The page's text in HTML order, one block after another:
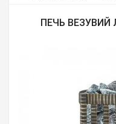
ПЕЧЬ ВЕЗУВИЙ